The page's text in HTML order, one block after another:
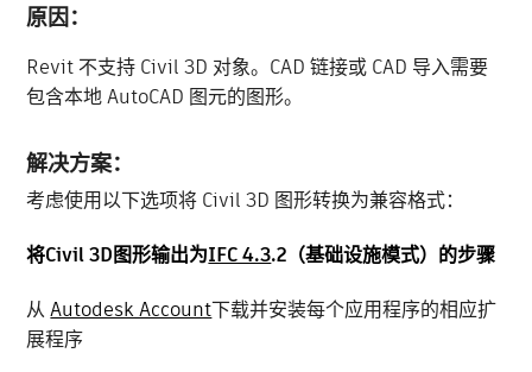
原因：
Revit 不支持 Civil 3D 对象。CAD 链接或 CAD 导入需要
包含本地 AutoCAD 图元的图形。
解决方案：
考虑使用以下选项将 Civil 3D 图形转换为兼容格式：
将Civil 3D图形输出为IFC 4.3.2（基础设施模式）的步骤
从Autodesk Account下载并安装每个应用程序的相应扩
展程序